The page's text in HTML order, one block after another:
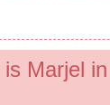
Marjel